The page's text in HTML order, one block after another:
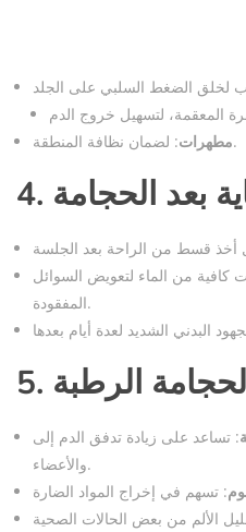
مطهرات: لضمان نظافة المنطقة.
بعد الحجامة
من الماء لتعويض السوائل
المفقودة.
الحجامة الرطبة
: تساعد على زيادة تدفق الدم إلى muscles
والأعضاء.